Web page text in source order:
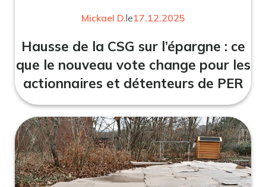
Mickael D.le17.12.2025
Hausse de la CSG sur l’épargne : ce
que le nouveau vote change pour les
actionnaires et détenteurs de PER